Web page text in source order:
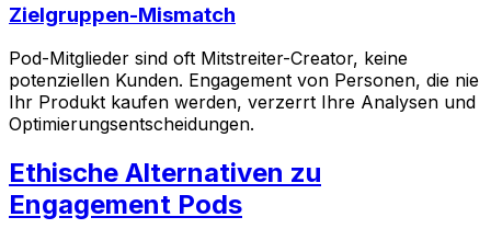
Zielgruppen-Mismatch
Pod-Mitglieder sind oft Mitstreiter-Creator, keine
potenziellen Kunden. Engagement von Personen, die nie
Ihr Produkt kaufen werden, verzerrt Ihre Analysen und
Optimierungsentscheidungen.
Ethische Alternativen zu
Engagement Pods